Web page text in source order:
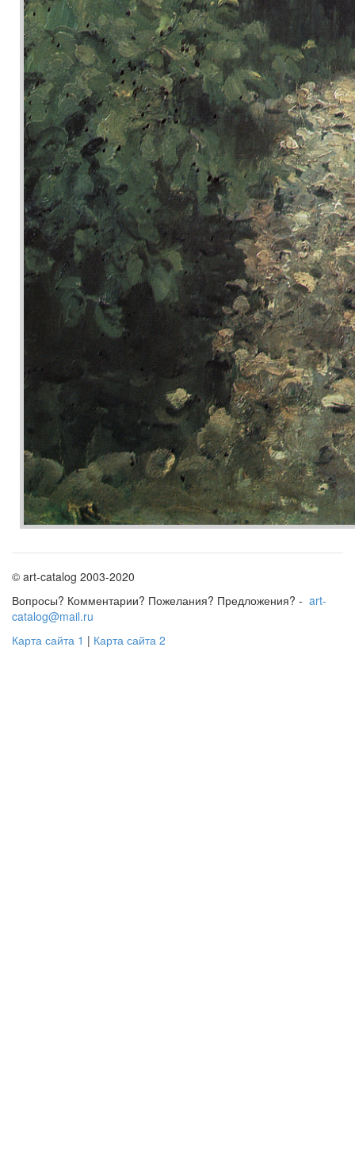
© art-catalog 2003-2020
Вопросы? Комментарии? Пожелания? Предложения? - art-
catalog@mail.ru
Карта сайта 1 | Карта сайта 2